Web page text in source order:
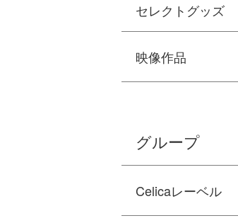
セレクトグッズ
映像作品
グループ
Celicaレーベル